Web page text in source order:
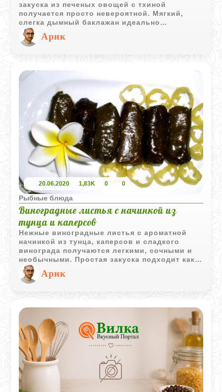
закуска из печеных овощей с тхиной
получается просто невероятной. Мягкий,
слегка дымный баклажан идеально
сочетается с ореховыми нотками кунжутной
пасты, а острый томатно-луковый соус
добавляет классную кислинку и приятную
остринку. Готовится все без особых хлопот,
хорошенько пропекутся. Это отличная
намазка на свежую питу, лепешку или
хрустящий тост.
Арик
20.06.2020 1,83K 0 0
Рыбные блюда
Виноградные листья с начинкой из
тунца и каперсов
Нежные виноградные листья с ароматной
начинкой из тунца, каперсов и сладкого
винограда получаются легкими, сочными и
необычными. Простая закуска подходит как
для повседневного стола, так и для
небольшой праздничной подачи.
Арик